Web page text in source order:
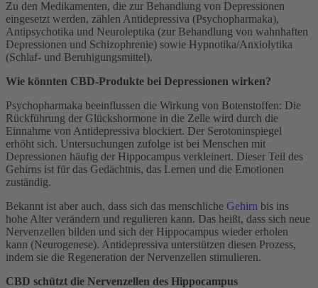
Zu den Medikamenten, die zur Behandlung von Depressionen
eingesetzt werden, zählen Antidepressiva (Psychopharmaka),
Antipsychotika und Neuroleptika (zur Behandlung von wahnhaften
Depressionen und Schizophrenie) sowie Hypnotika/Anxiolytika
(Schlaf- und Beruhigungsmittel).
Wie könnten CBD-Produkte bei Depressionen wirken?
Psychopharmaka beeinflussen die Wirkung von Botenstoffen: Die
Rückführung der Glückshormone in die Zelle wird durch die
Einnahme von Antidepressiva blockiert. Der Serotoninspiegel
erhöht sich. Untersuchungen zufolge ist bei Menschen mit
Depressionen häufig der Hippocampus verkleinert. Dieser Teil des
Gehirns ist für das Gedächtnis, das Lernen und die Emotionen
zuständig.
Bekannt ist aber auch, dass sich das menschliche Gehirn bis ins
hohe Alter verändern und regulieren kann. Das heißt, dass sich neue
Nervenzellen bilden und sich der Hippocampus wieder erholen
kann (Neurogenese). Antidepressiva unterstützen diesen Prozess,
indem sie die Regeneration der Nervenzellen stimulieren.
CBD schützt die Nervenzellen des Hippocampus